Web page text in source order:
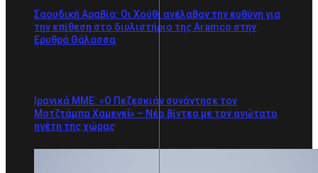
Σαουδική Αραβία: Οι Χούθι ανέλαβαν την ευθύνη για
την επίθεση στο διυλιστήριο της Aramco στην
Ερυθρά Θάλασσα
Ιρανικά ΜΜΕ: «Ο Πεζεσκιάν συνάντησε τον
Μοτζτάμπα Χαμενεΐ» – Νέο βίντεο με τον ανώτατο
ηγέτη της χώρας